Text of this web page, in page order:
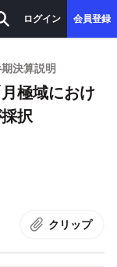
ログイン 会員登録
決算説明
極域におけ
採択
クリップ